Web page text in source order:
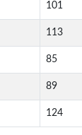
101
113
85
89
124